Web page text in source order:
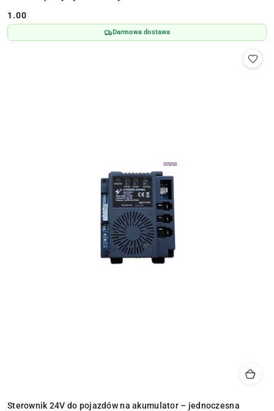
Cena:
1.00
Darmowa dostawa
Sterownik 24V do pojazdów na akumulator – jednoczesna